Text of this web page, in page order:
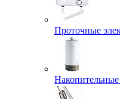
Проточные
Накопительные